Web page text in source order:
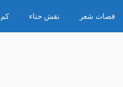
قصات شعر نقش حناء